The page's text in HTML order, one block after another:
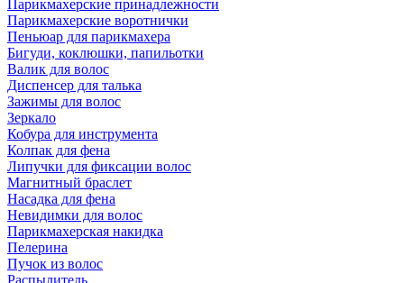
Парикмахерские принадлежности
Парикмахерские воротнички
Пеньюар для парикмахера
Бигуди, коклюшки, папильотки
Валик для волос
Диспенсер для талька
Зажимы для волос
Зеркало
Кобура для инструмента
Колпак для фена
Липучки для фиксации волос
Магнитный браслет
Насадка для фена
Невидимки для волос
Парикмахерская накидка
Пелерина
Пучок из волос
Распылитель